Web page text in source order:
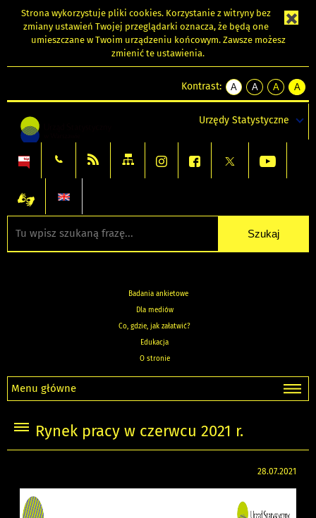
Strona wykorzystuje pliki cookies. Korzystanie z witryny bez
zmiany ustawień Twojej przeglądarki oznacza, że będą one
umieszczane w Twoim urządzeniu końcowym. Zawsze możesz
zmienić te ustawienia.
Kontrast:
A
kontrast
A
kontrast
tekst
czarnym
A
kontrast
tekst
czarnym
A
tekst
żółtym
Urzędy Statystyczne
Badania ankietowe
Dla mediów
Co, gdzie, jak załatwić?
Edukacja
O stronie
Menu główne
Rynek pracy w czerwcu 2021 r.
28.07.2021